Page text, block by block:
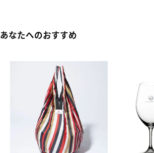
あなたへのおすすめ